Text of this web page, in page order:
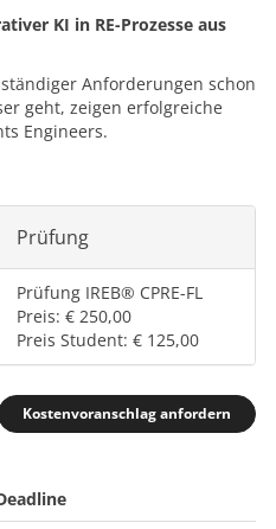
KI in RE-Prozesse aus
Anforderungen schon
geht, zeigen erfolgreiche
Engineers.
Prüfung
Prüfung IREB® CPRE-FL
Preis: € 250,00
Preis Student: € 125,00
Kostenvoranschlag anfordern